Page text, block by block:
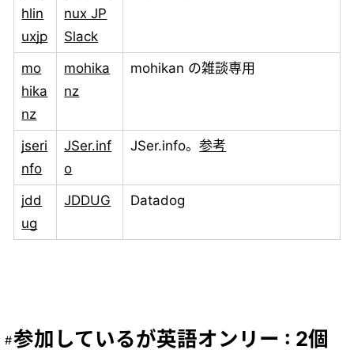
hlin
uxjp
nux JP
Slack
mo
hika
nz
mohika
nz
mohikan の雑談専用
jseri
nfo
JSer.inf
o
JSer.info。参考
jdd
ug
JDDUG Datadog
参加しているが英語オンリー : 2個